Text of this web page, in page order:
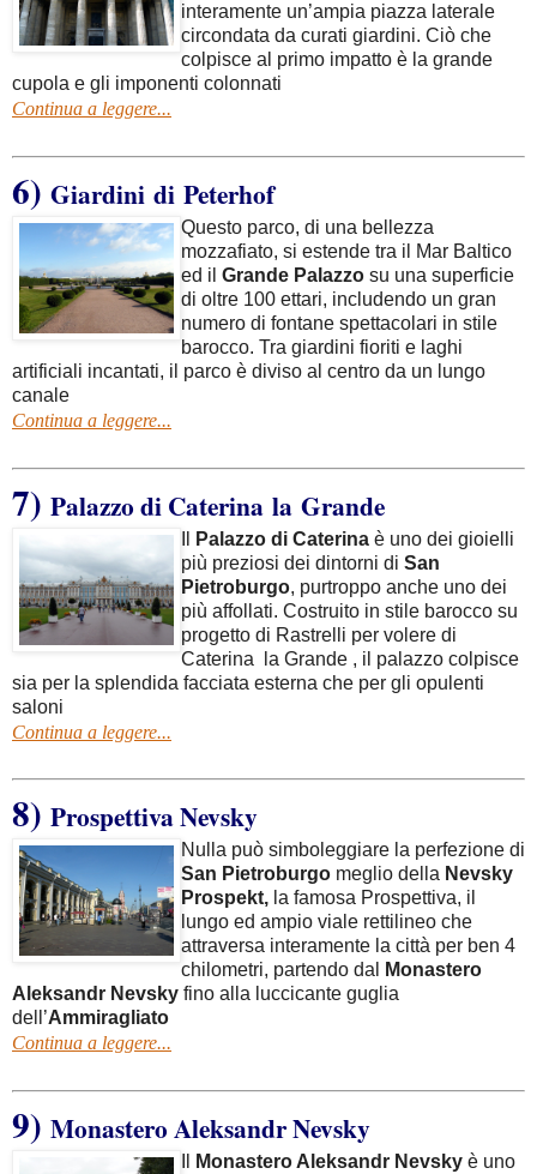
interamente un’ampia piazza laterale
circondata da curati giardini. Ciò che
colpisce al primo impatto è la grande
cupola e gli imponenti colonnati
Continua a leggere...
6) Giardini di Peterhof
Questo parco, di una bellezza
mozzafiato, si estende tra il Mar Baltico
ed il Grande Palazzo su una superficie
di oltre 100 ettari, includendo un gran
numero di fontane spettacolari in stile
barocco. Tra giardini fioriti e laghi
artificiali incantati, il parco è diviso al centro da un lungo
canale
Continua a leggere...
7) Palazzo di Caterina la Grande
Palazzo di Caterina è uno dei gioielli
più preziosi dei dintorni di San
Pietroburgo, purtroppo anche uno dei
più affollati. Costruito in stile barocco su
progetto di Rastrelli per volere di
Caterina la Grande , il palazzo colpisce
sia per la splendida facciata esterna che per gli opulenti
saloni
Continua a leggere...
8) Prospettiva Nevsky
Nulla può simboleggiare la perfezione di
San Pietroburgo meglio della Nevsky
Prospekt, la famosa Prospettiva, il
lungo ed ampio viale rettilineo che
attraversa interamente la città per ben 4
chilometri, partendo dal
Monastero
Aleksandr Nevsky fino alla luccicante guglia
dell’Ammiragliato
Continua a leggere...
9) Monastero Aleksandr Nevsky
Monastero Aleksandr Nevsky è uno